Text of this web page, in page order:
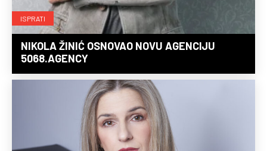
ISPRATI
NIKOLA ŽINIĆ OSNOVAO NOVU AGENCIJU
5068.AGENCY